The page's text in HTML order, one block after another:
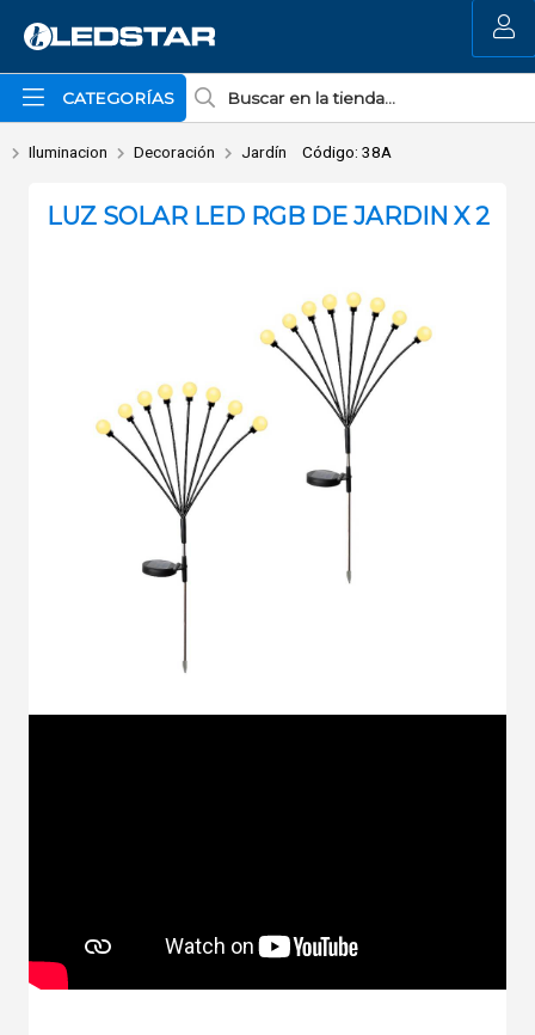
Enviar a email
CATEGORÍAS
MI COMPRA
Iluminacion Decoración Jardín Código: 38A
LUZ SOLAR LED RGB DE JARDIN X 2